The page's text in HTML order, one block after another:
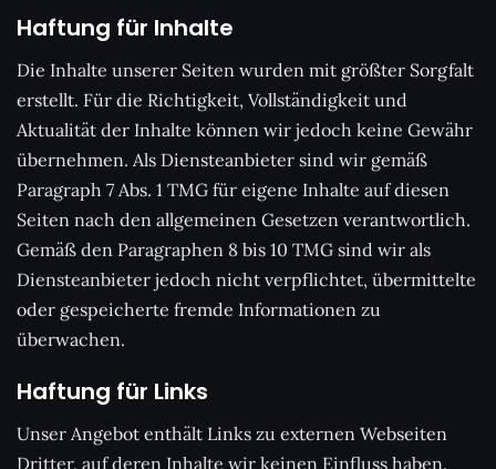
Haftung für Inhalte
Die Inhalte unserer Seiten wurden mit größter Sorgfalt
erstellt. Für die Richtigkeit, Vollständigkeit und
Aktualität der Inhalte können wir jedoch keine Gewähr
übernehmen. Als Diensteanbieter sind wir gemäß
Paragraph 7 Abs. 1 TMG für eigene Inhalte auf diesen
Seiten nach den allgemeinen Gesetzen verantwortlich.
Gemäß den Paragraphen 8 bis 10 TMG sind wir als
Diensteanbieter jedoch nicht verpflichtet, übermittelte
oder gespeicherte fremde Informationen zu
überwachen.
Haftung für Links
Unser Angebot enthält Links zu externen Webseiten
Dritter, auf deren Inhalte wir keinen Einfluss haben.